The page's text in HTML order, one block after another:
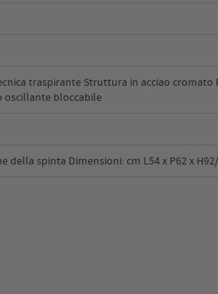
traspirante Struttura in acciao
oscillante bloccabile
della spinta Dimensioni: cm L54 x P62 x